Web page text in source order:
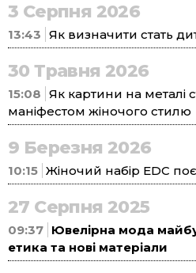
3 Серпня 2026
13:43 Як визначити стать
30 Травня 2026
15:08 Як картини на металі
маніфестом жіночого стилю
9 Березня 2026
10:15 Жіночий набір EDC
27 Серпня 2025
09:37 Ювелірна мода
етика та нові матеріали